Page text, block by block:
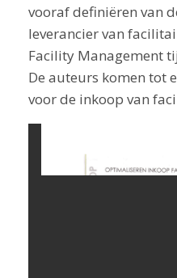
vooraf definiëren van
leverancier van
Facility Management
De auteurs komen tot
voor de inkoop van